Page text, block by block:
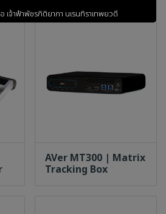
AVer MT300 | Matrix
Tracking Box
เจ้าฟ้าพัชรกิติยาภา นเรนทิราเทพยวดี
จ้า ผู้บริหารและพนักงาน
ธันย์ เทคโนโลยี จำกัด